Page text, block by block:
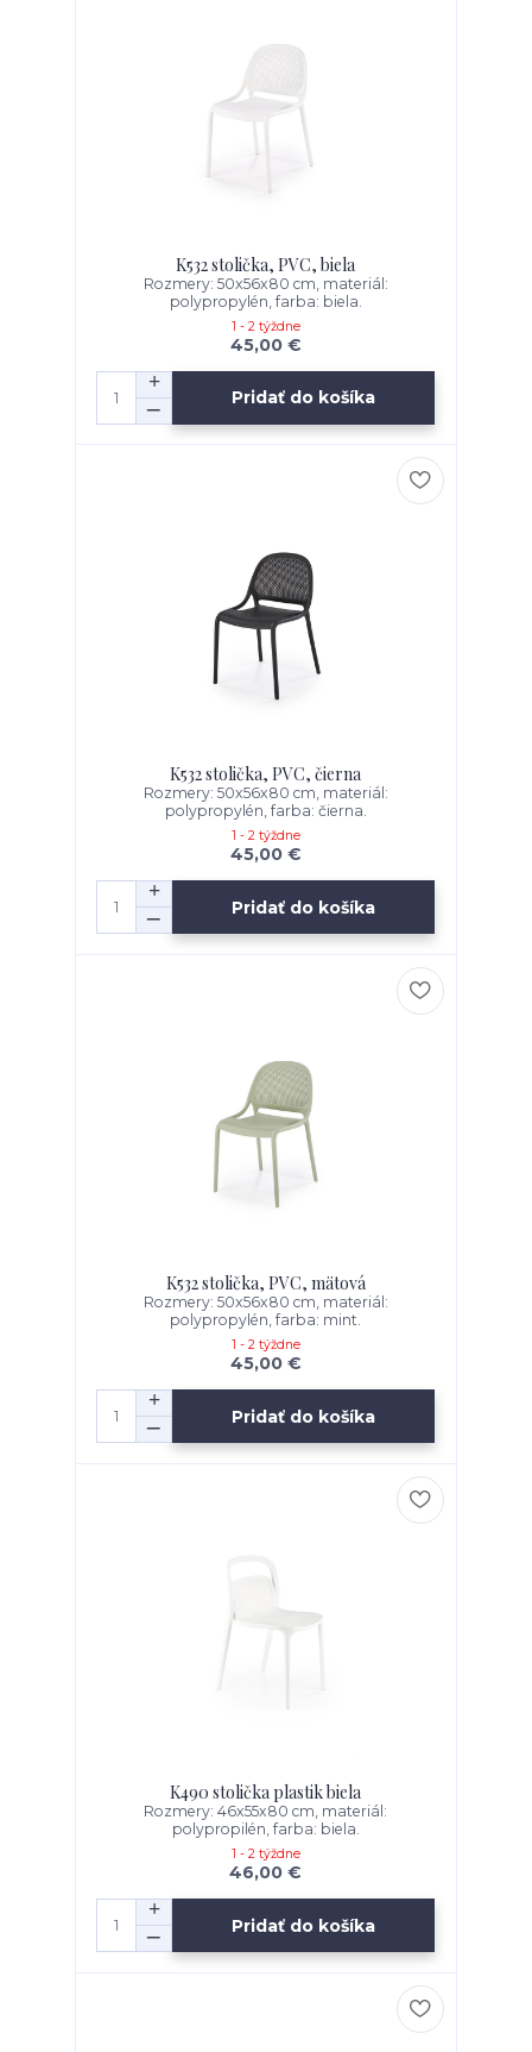
K532 stolička, PVC, biela
Rozmery: 50x56x80 cm, materiál:
polypropylén, farba: biela.
45,00 €
1 - 2 týždne
Pridať do košíka
K532 stolička, PVC, čierna
Rozmery: 50x56x80 cm, materiál:
polypropylén, farba: čierna.
45,00 €
1 - 2 týždne
Pridať do košíka
K532 stolička, PVC, mätová
Rozmery: 50x56x80 cm, materiál:
polypropylén, farba: mint.
45,00 €
1 - 2 týždne
Pridať do košíka
K490 stolička plastik biela
Rozmery: 46x55x80 cm, materiál:
polypropilén, farba: biela.
46,00 €
1 - 2 týždne
Pridať do košíka